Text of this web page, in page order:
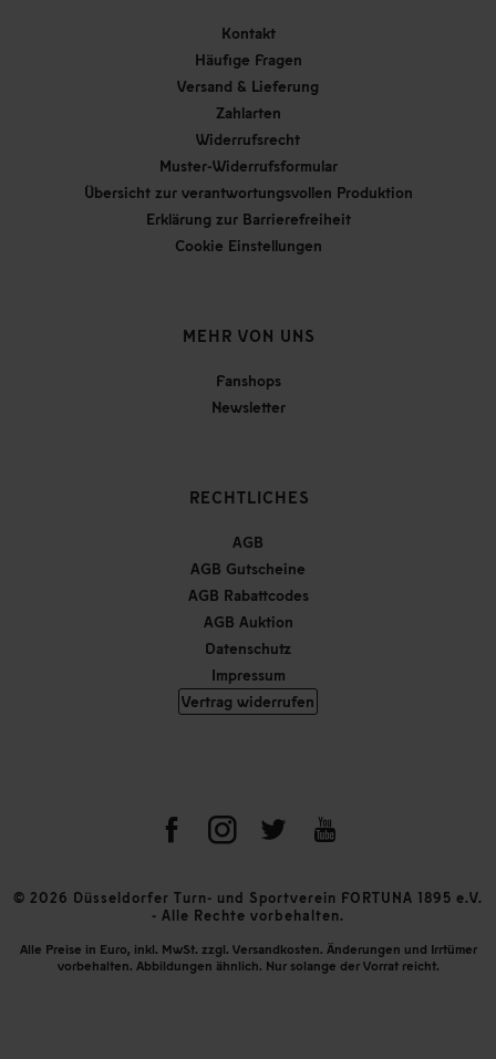
Kontakt
Häufige Fragen
Versand & Lieferung
Zahlarten
Widerrufsrecht
Muster-Widerrufsformular
Übersicht zur verantwortungsvollen Produktion
Erklärung zur Barrierefreiheit
Cookie Einstellungen
MEHR VON UNS
Fanshops
Newsletter
RECHTLICHES
AGB
AGB Gutscheine
AGB Rabattcodes
AGB Auktion
Datenschutz
Impressum
Vertrag widerrufen
© 2026 Düsseldorfer Turn- und Sportverein FORTUNA 1895 e.V.
- Alle Rechte vorbehalten.
Alle Preise in Euro, inkl. MwSt. zzgl. Versandkosten. Änderungen und Irrtümer
vorbehalten. Abbildungen ähnlich. Nur solange der Vorrat reicht.